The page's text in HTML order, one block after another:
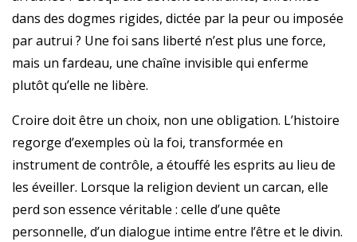
dans des dogmes rigides, dictée par la peur ou imposée
par autrui ? Une foi sans liberté n’est plus une force,
mais un fardeau, une chaîne invisible qui enferme
plutôt qu’elle ne libère.
Croire doit être un choix, non une obligation. L’histoire
regorge d’exemples où la foi, transformée en
instrument de contrôle, a étouffé les esprits au lieu de
les éveiller. Lorsque la religion devient un carcan, elle
perd son essence véritable : celle d’une quête
personnelle, d’un dialogue intime entre l’être et le divin.